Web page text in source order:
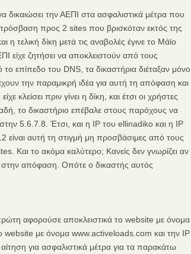
δικαιώσει την ΑΕΠΙ στα ασφαλιστικά μέτρα που
προς 2 sites που βρισκόταν εκτός της
τελική δίκη μετά τις αναβολές έγινε το Μάϊο
ζητήσει να αποκλειστούν από τους
επίπεδο του DNS, τα δικαστήρια διέταξαν μόνο
την παραμικρή ιδέα για αυτή τη απόφαση και
κλείσει πριν γίνει η δίκη, και έτσι οι χρήστες
το δικαστήριο επέβαλε στους παρόχους να
5.6.7.8. Έτσι, και η IP του ellinadiko και η IP
είναι αυτή τη στιγμή μη προσβάσιμες από τους
Και το ακόμα καλύτερο; Κανείς δεν γνωρίζει αν
στην απόφαση. Οπότε ο δικαστής αυτός
αφορούσε αποκλειστικά το website με όνομα
με όνομα www.activeloads.com και την IP
για ασφαλιστικά μέτρα για τα παρακάτω